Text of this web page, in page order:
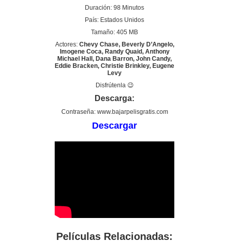
Duración: 98 Minutos
País: Estados Unidos
Tamaño: 405 MB
Actores: Chevy Chase, Beverly D’Angelo,
Imogene Coca, Randy Quaid, Anthony
Michael Hall, Dana Barron, John Candy,
Eddie Bracken, Christie Brinkley, Eugene
Levy
Disfrútenla 😉
Descarga:
Contraseña: www.bajarpelisgratis.com
Descargar
Películas Relacionadas: